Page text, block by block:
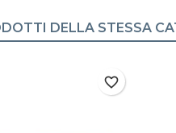
DELLA STESSA
favorite_border